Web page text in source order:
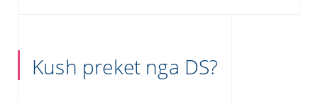
Kush preket nga DS?